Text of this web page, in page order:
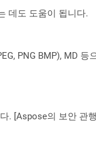
데도 도움이 됩니다.
PNG BMP), MD 등
. [Aspose의 보안 관